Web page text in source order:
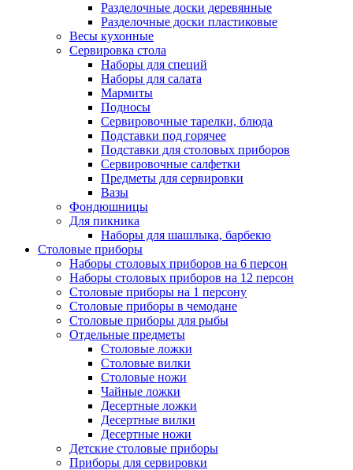
Разделочные доски деревянные
Разделочные доски пластиковые
Весы кухонные
Сервировка стола
Наборы для специй
Наборы для салата
Мармиты
Подносы
Сервировочные тарелки, блюда
Подставки под горячее
Подставки для столовых приборов
Сервировочные салфетки
Предметы для сервировки
Вазы
Фондюшницы
Для пикника
Наборы для шашлыка, барбекю
Столовые приборы
Наборы столовых приборов на 6 персон
Наборы столовых приборов на 12 персон
Столовые приборы на 1 персону
Столовые приборы в чемодане
Столовые приборы для рыбы
Отдельные предметы
Столовые ложки
Столовые вилки
Столовые ножи
Чайные ложки
Десертные ложки
Десертные вилки
Десертные ножи
Детские столовые приборы
Приборы для сервировки